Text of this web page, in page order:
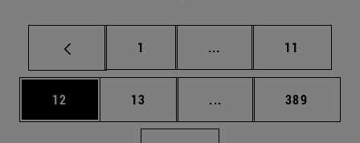
Página
1 ... Páginas intermedias
Página
11
Página
12 Página
13 ... Páginas intermedias
Página
389